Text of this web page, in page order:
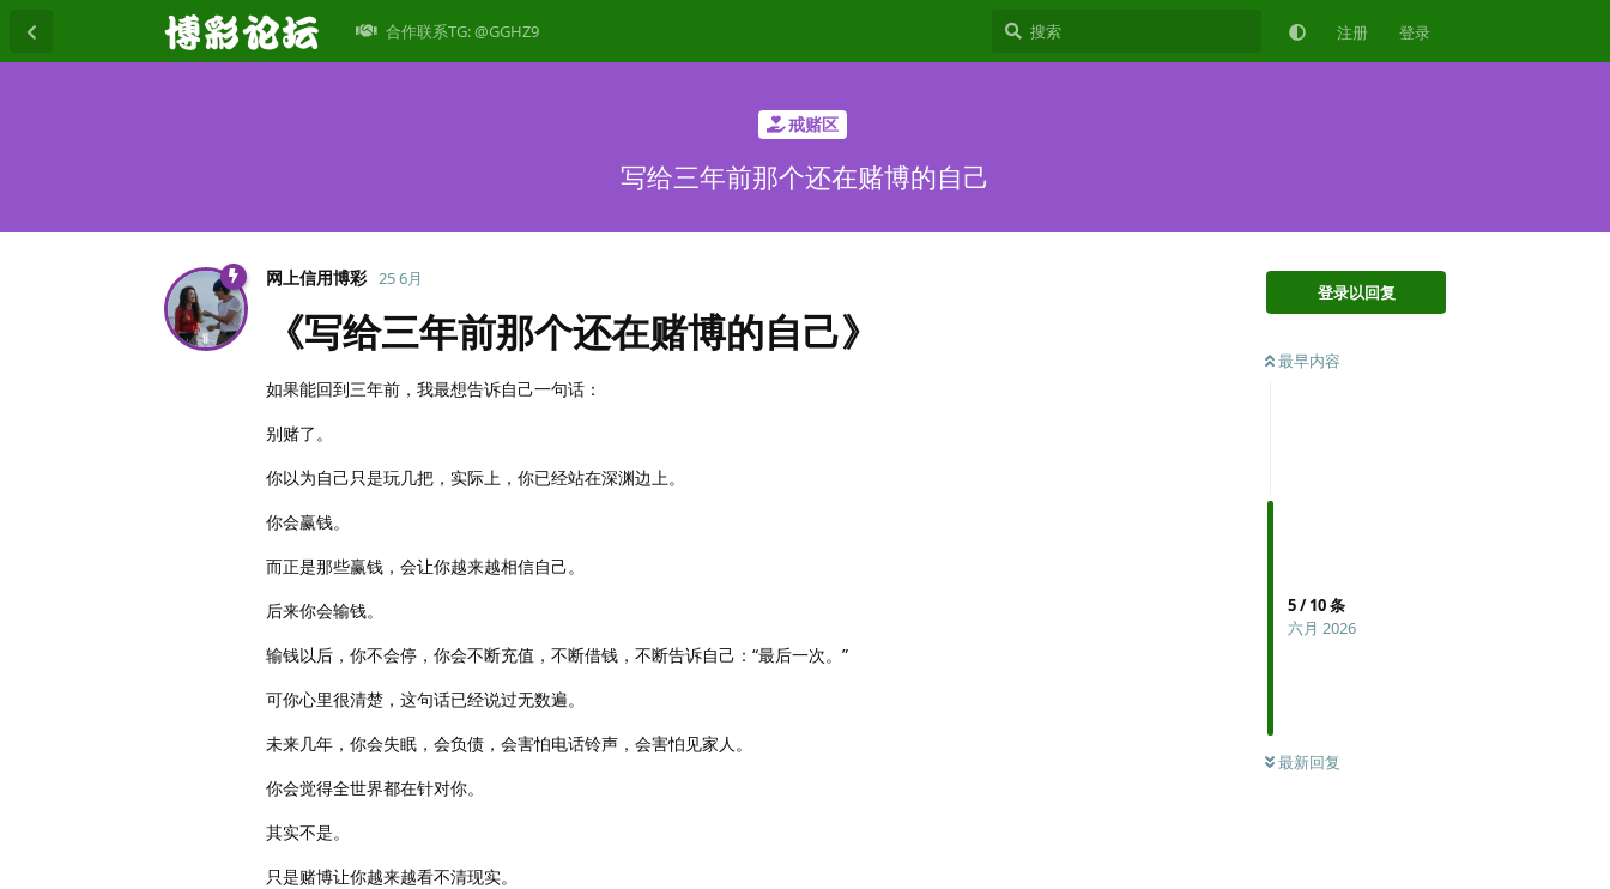
合作联系TG: @GGHZ9 注册 登录
戒赌区
写给三年前那个还在赌博的自己
登录以回复
最早内容
5/10条
六月 2026
最新回复
网上信用博彩 25 6月
《写给三年前那个还在赌博的自己》
如果能回到三年前，我最想告诉自己一句话：
别赌了。
你以为自己只是玩几把，实际上，你已经站在深渊边上。
你会赢钱。
而正是那些赢钱，会让你越来越相信自己。
后来你会输钱。
输钱以后，你不会停，你会不断充值，不断借钱，不断告诉自己：“最后一次。”
可你心里很清楚，这句话已经说过无数遍。
未来几年，你会失眠，会负债，会害怕电话铃声，会害怕见家人。
你会觉得全世界都在针对你。
其实不是。
只是赌博让你越来越看不清现实。